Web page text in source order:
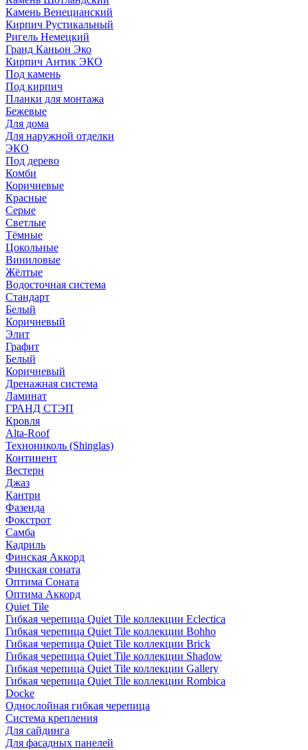
Камень Венецианский
Кирпич Рустикальный
Ригель Немецкий
Гранд Каньон Эко
Кирпич Антик ЭКО
Под камень
Под кирпич
Планки для монтажа
Бежевые
Для дома
Для наружной отделки
ЭКO
Под дерево
Комби
Коричневые
Красные
Серые
Светлые
Тёмные
Цокольные
Виниловые
Жёлтые
Водосточная система
Стандарт
Белый
Коричневый
Элит
Графит
Белый
Коричневый
Дренажная система
Ламинат
ГРАНД СТЭП
Кровля
Alta-Roof
Технониколь (Shinglas)
Континент
Вестерн
Джаз
Кантри
Фазенда
Фокстрот
Самба
Кадриль
Финская Аккорд
Финская соната
Оптима Соната
Оптима Аккорд
Quiet Tile
Гибкая черепица Quiet Tile коллекции Eclectica
Гибкая черепица Quiet Tile коллекции Bohho
Гибкая черепица Quiet Tile коллекции Brick
Гибкая черепица Quiet Tile коллекции Shadow
Гибкая черепица Quiet Tile коллекции Gallery
Гибкая черепица Quiet Tile коллекции Rombica
Docke
Однослойная гибкая черепица
Система крепления
Для сайдинга
Для фасадных панелей